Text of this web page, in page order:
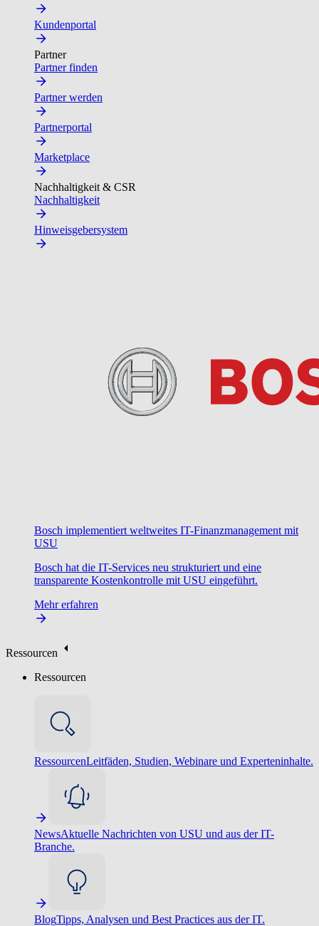
Kundenportal
Partner
Partner finden
Partner werden
Partnerportal
Marketplace
Nachhaltigkeit & CSR
Nachhaltigkeit
Hinweisgebersystem
Bosch implementiert weltweites IT-Finanzmanagement mit
USU
Bosch hat die IT-Services neu strukturiert und eine
transparente Kostenkontrolle mit USU eingeführt.
Mehr erfahren
Ressourcen
Ressourcen
RessourcenLeitfäden, Studien, Webinare und Experteninhalte.
NewsAktuelle Nachrichten von USU und aus der IT-
Branche.
BlogTipps, Analysen und Best Practices aus der IT.